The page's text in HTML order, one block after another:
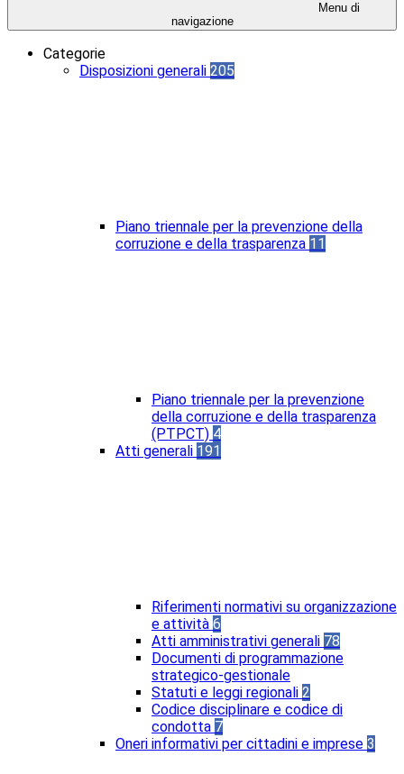
Menu di
navigazione
Categorie
Disposizioni generali 205
Piano triennale per la prevenzione della
corruzione e della trasparenza 11
Piano triennale per la prevenzione
della corruzione e della trasparenza
(PTPCT) 4
Atti generali 191
Riferimenti normativi su organizzazione
e attività 6
Atti amministrativi generali 78
Documenti di programmazione
strategico-gestionale
Statuti e leggi regionali 2
Codice disciplinare e codice di
condotta 7
Oneri informativi per cittadini e imprese 3